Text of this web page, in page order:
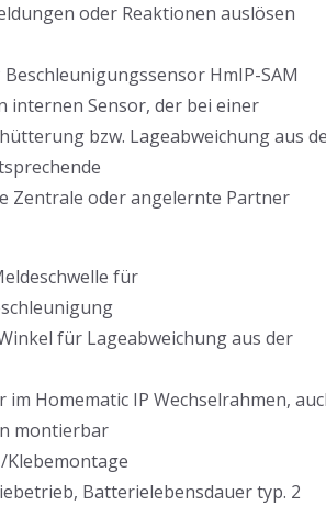
oder Reaktionen auslösen
HmIP-SAM
internen Sensor, der bei einer
bzw. Lageabweichung aus
Zentrale oder angelernte Partner
für
für Lageabweichung aus der
im Homematic IP Wechselrahmen,
montierbar
Klebemontage
Batterielebensdauer typ. 2